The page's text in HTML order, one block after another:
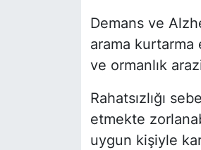
Demans ve
arama kurtarma
ve ormanlık
Rahatsızlığı
etmekte
uygun kişiyle